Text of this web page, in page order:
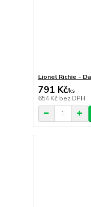
Lionel Richie -
791 Kč/ks
654 Kč bez DPH